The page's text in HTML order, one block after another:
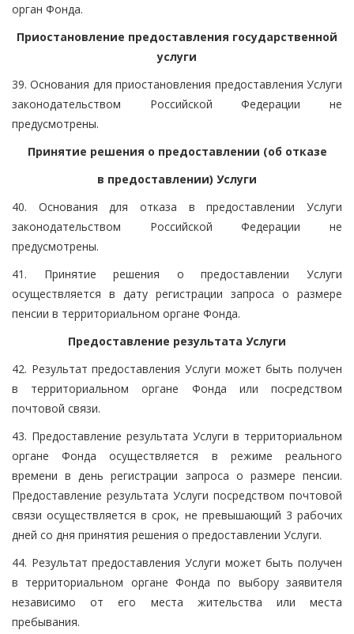
орган Фонда.
Приостановление предоставления государственной
услуги
39. Основания для приостановления предоставления Услуги
законодательством Российской Федерации не
предусмотрены.
Принятие решения о предоставлении (об отказе
в предоставлении) Услуги
40. Основания для отказа в предоставлении Услуги
законодательством Российской Федерации не
предусмотрены.
41. Принятие решения о предоставлении Услуги
осуществляется в дату регистрации запроса о размере
пенсии в территориальном органе Фонда.
Предоставление результата Услуги
42. Результат предоставления Услуги может быть получен
в территориальном органе Фонда или посредством
почтовой связи.
43. Предоставление результата Услуги в территориальном
органе Фонда осуществляется в режиме реального
времени в день регистрации запроса о размере пенсии.
Предоставление результата Услуги посредством почтовой
связи осуществляется в срок, не превышающий 3 рабочих
дней со дня принятия решения о предоставлении Услуги.
44. Результат предоставления Услуги может быть получен
в территориальном органе Фонда по выбору заявителя
независимо от его места жительства или места
пребывания.